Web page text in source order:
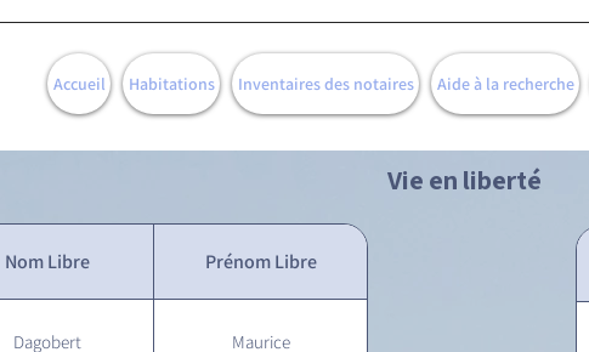
Accueil Habitations Inventaires des notaires Aide à la recherche
Vie en liberté
Nom Libre Prénom Libre
Dagobert Maurice